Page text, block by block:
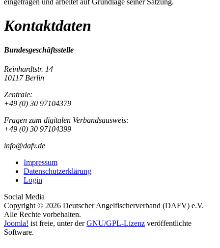
Kontaktdaten
Bundesgeschäftsstelle
Reinhardtstr. 14
10117 Berlin
Zentrale:
+49 (0) 30 97104379
Fragen zum digitalen Verbandsausweis:
+49 (0) 30 97104399
info@dafv.de
Impressum
Datenschutzerklärung
Login
Social Media
Copyright © 2026 Deutscher Angelfischerverband (DAFV) e.V.
Alle Rechte vorbehalten.
Joomla! ist freie, unter derGNU/GPL-Lizenz veröffentlichte
Software.